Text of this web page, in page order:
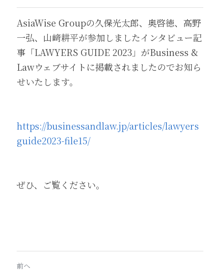
AsiaWise Groupの久保光太郎、奥啓徳、高野
一弘、山﨑耕平が参加しましたインタビュー記
事「LAWYERS GUIDE 2023」がBusiness &
Lawウェブサイトに掲載されましたのでお知ら
せいたします。
https://businessandlaw.jp/articles/lawyers
guide2023-file15/
ぜひ、ご覧ください。
前へ